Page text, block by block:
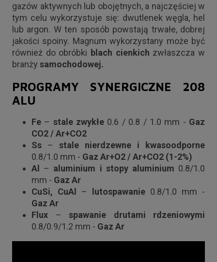
gazów aktywnych lub obojętnych, a najczęściej w
tym celu wykorzystuje się: dwutlenek węgla, hel
lub argon. W ten sposób powstają trwałe, dobrej
jakości spoiny. Magnum wykorzystany może być
również do obróbki blach cienkich zwłaszcza w
branży samochodowej.
PROGRAMY SYNERGICZNE 208
ALU
Fe – stale zwykłe 0.6 / 0.8 / 1.0 mm - Gaz
CO2 / Ar+CO2
Ss – stale nierdzewne i kwasoodporne
0.8/1.0 mm - Gaz Ar+O2 / Ar+CO2 (1-2%)
Al
– aluminium i stopy aluminium 0.8/1.0
mm - Gaz Ar
CuSi, CuAl
– lutospawanie 0.8/1.0 mm -
Gaz Ar
Flux – spawanie drutami rdzeniowymi
0.8/0.9/1.2 mm - Gaz Ar